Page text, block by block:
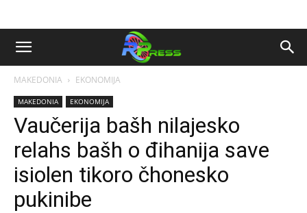
MAKEDONIA EKONOMIJA
MAKEDONIA EKONOMIJA
Vaučerija bašh nilajesko
relahs bašh o đihanija save
isiolen tikoro čhonesko
pukinibe